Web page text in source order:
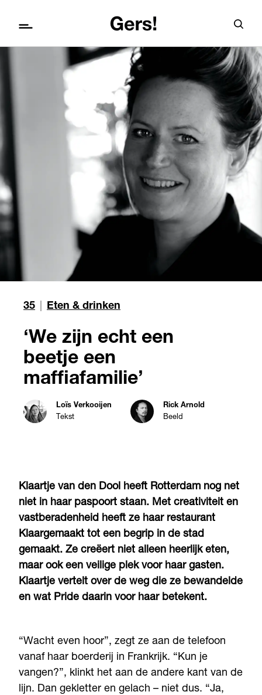
35 Eten & drinken
‘We zijn echt een
beetje een
maffiafamilie’
Loïs Verkooijen
Tekst
Rick Arnold
Beeld
Klaartje van den Dool heeft Rotterdam nog net
niet in haar paspoort staan. Met creativiteit en
vastberadenheid heeft ze haar restaurant
Klaargemaakt tot een begrip in de stad
gemaakt. Ze creëert niet alleen heerlijk eten,
maar ook een veilige plek voor haar gasten.
Klaartje vertelt over de weg die ze bewandelde
en wat Pride daarin voor haar betekent.
“Wacht even hoor”, zegt ze aan de telefoon
vanaf haar boerderij in Frankrijk. “Kun je
vangen?”, klinkt het aan de andere kant van de
lijn. Dan gekletter en gelach – niet dus. “Ja,